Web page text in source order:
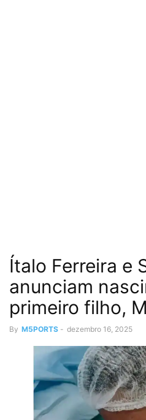
Ítalo Ferreira e
anunciam
primeiro filho,
By M5PORTS - dezembro 16, 2025